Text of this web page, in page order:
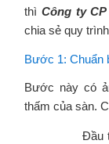
thì Công ty
chia sẻ quy
Bước 1: Chuẩn
Bước này có
thấm của sàn.
Đầu